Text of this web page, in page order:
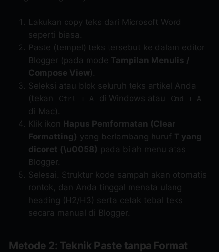
Lakukan copy teks dari Microsoft Word
seperti biasa.
Paste (tempel) teks tersebut ke dalam editor
Blogger (pada mode Tampilan Menulis /
Compose View).
Seleksi atau blok seluruh teks artikel Anda
(tekan
Ctrl + A di Windows atau Cmd + A
di Mac).
Klik ikon Hapus Pemformatan (Clear
Formatting) yang berlambang huruf T yang
dicoret (\u0058) pada bilah menu atas
Blogger.
Selesai. Struktur kode sampah akan otomatis
rontok, dan Anda tinggal menata ulang
heading (H2/H3) serta cetak tebal teks
secara manual di Blogger.
Metode 2: Teknik Paste tanpa Format